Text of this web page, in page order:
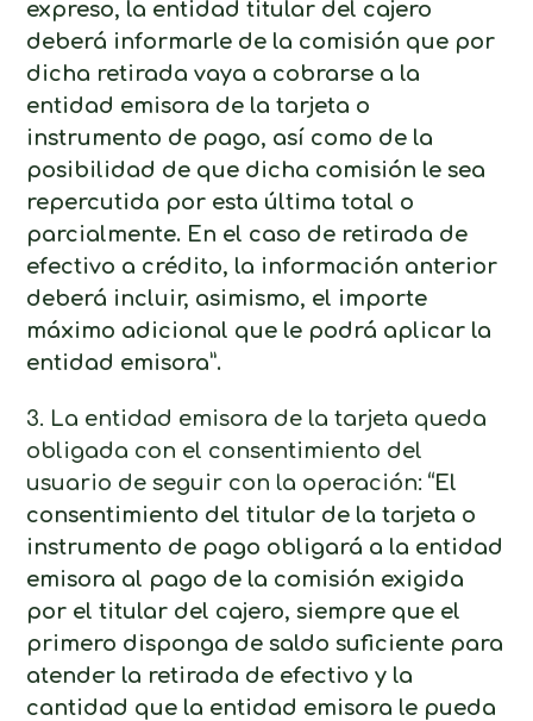
expreso, la entidad titular del cajero
deberá informarle de la comisión que por
dicha retirada vaya a cobrarse a la
entidad emisora de la tarjeta o
instrumento de pago, así como de la
posibilidad de que dicha comisión le sea
repercutida por esta última total o
parcialmente. En el caso de retirada de
efectivo a crédito, la información anterior
deberá incluir, asimismo, el importe
máximo adicional que le podrá aplicar la
entidad emisora”.
3. La entidad emisora de la tarjeta queda
obligada con el consentimiento del
usuario de seguir con la operación: “El
consentimiento del titular de la tarjeta o
instrumento de pago obligará a la entidad
emisora al pago de la comisión exigida
por el titular del cajero, siempre que el
primero disponga de saldo suficiente para
atender la retirada de efectivo y la
cantidad que la entidad emisora le pueda